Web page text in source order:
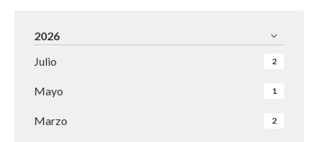
2026
Julio
2
Mayo 1
Marzo 2